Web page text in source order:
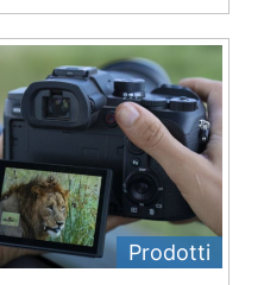
Prodotti